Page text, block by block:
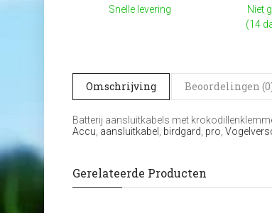
Snelle levering
Niet
(14
Omschrijving Beoordelingen
Batterij aansluitkabels met
Accu aansluitkabel birdgard pro
Gerelateerde Producten